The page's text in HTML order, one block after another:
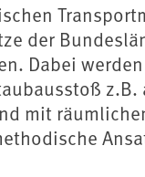
der
Dabei
z.B.
mit